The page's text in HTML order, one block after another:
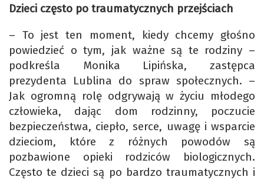
Dzieci często po traumatycznych przejściach
– To jest ten moment, kiedy chcemy głośno
powiedzieć o tym, jak ważne są te rodziny –
podkreśla Monika Lipińska, zastępca
prezydenta Lublina do spraw społecznych. –
Jak ogromną rolę odgrywają w życiu młodego
człowieka, dając dom rodzinny, poczucie
bezpieczeństwa, ciepło, serce, uwagę i wsparcie
dzieciom, które z różnych powodów są
pozbawione opieki rodziców biologicznych.
Często te dzieci są po bardzo traumatycznych i